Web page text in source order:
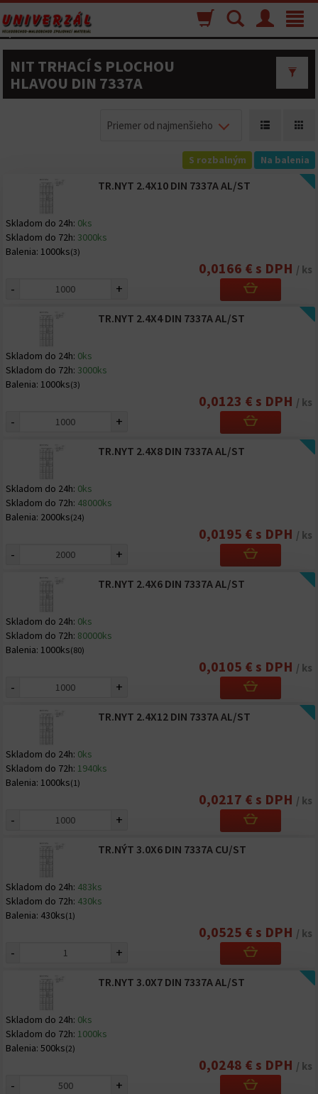
Toggle
Menu
Vyhľadávanie
Nákupný
košík
NIT TRHACÍ S PLOCHOU
HLAVOU DIN 7337A
Priemer od najmenšieho
S rozbalným Na balenia
TR.NYT 2.4X10 DIN 7337A AL/ST
Skladom do 24h: 0ks
Skladom do 72h: 3000ks
Balenia: 1000ks(3)
0,0166 € s DPH / ks
- +
TR.NYT 2.4X4 DIN 7337A AL/ST
Skladom do 24h: 0ks
Skladom do 72h: 3000ks
Balenia: 1000ks(3)
0,0123 € s DPH / ks
- +
TR.NYT 2.4X8 DIN 7337A AL/ST
Skladom do 24h: 0ks
Skladom do 72h: 48000ks
Balenia: 2000ks(24)
0,0195 € s DPH / ks
- +
TR.NYT 2.4X6 DIN 7337A AL/ST
Skladom do 24h: 0ks
Skladom do 72h: 80000ks
Balenia: 1000ks(80)
0,0105 € s DPH / ks
- +
TR.NYT 2.4X12 DIN 7337A AL/ST
Skladom do 24h: 0ks
Skladom do 72h: 1940ks
Balenia: 1000ks(1)
0,0217 € s DPH / ks
- +
TR.NÝT 3.0X6 DIN 7337A CU/ST
Skladom do 24h: 483ks
Skladom do 72h: 430ks
Balenia: 430ks(1)
0,0525 € s DPH / ks
- +
TR.NYT 3.0X7 DIN 7337A AL/ST
Skladom do 24h: 0ks
Skladom do 72h: 1000ks
Balenia: 500ks(2)
0,0248 € s DPH / ks
- +